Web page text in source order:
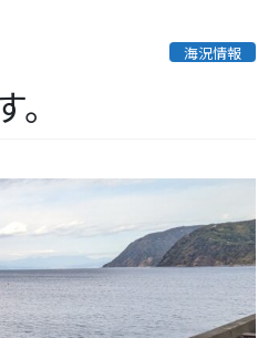
海況情報